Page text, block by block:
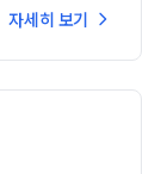
자세히 보기